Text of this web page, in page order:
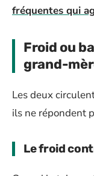
fréquentes qui
Froid ou
grand-
Les deux
ils ne répondent
Le froid